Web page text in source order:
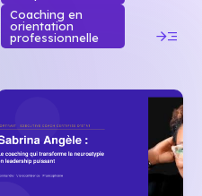
Coaching en
orientation
professionnelle
read_more